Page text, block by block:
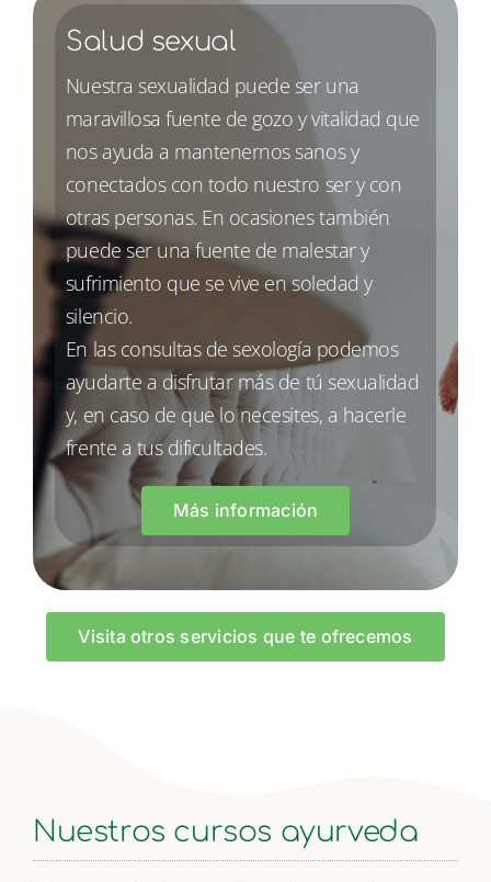
Salud sexual
Nuestra sexualidad puede ser una
maravillosa fuente de gozo y vitalidad que
nos ayuda a mantenernos sanos y
conectados con todo nuestro ser y con
otras personas. En ocasiones también
puede ser una fuente de malestar y
sufrimiento que se vive en soledad y
silencio.
En las consultas de sexología podemos
ayudarte a disfrutar más de tú sexualidad
y, en caso de que lo necesites, a hacerle
frente a tus dificultades.
Más información
Visita otros servicios que te ofrecemos
Nuestros cursos ayurveda